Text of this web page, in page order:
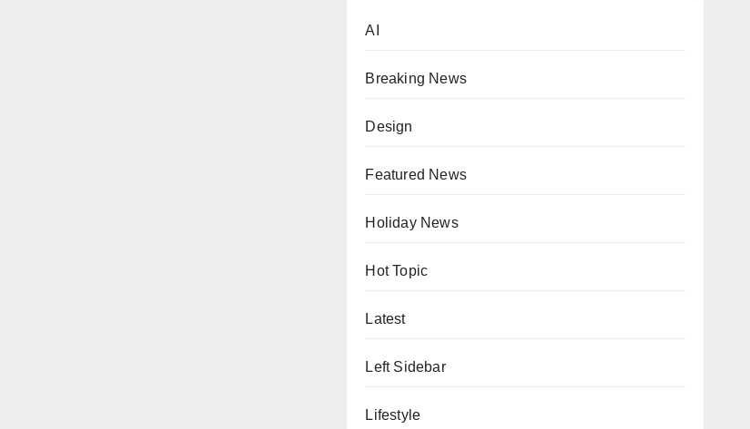
AI
Breaking News
Design
Featured News
Holiday News
Hot Topic
Latest
Left Sidebar
Lifestyle